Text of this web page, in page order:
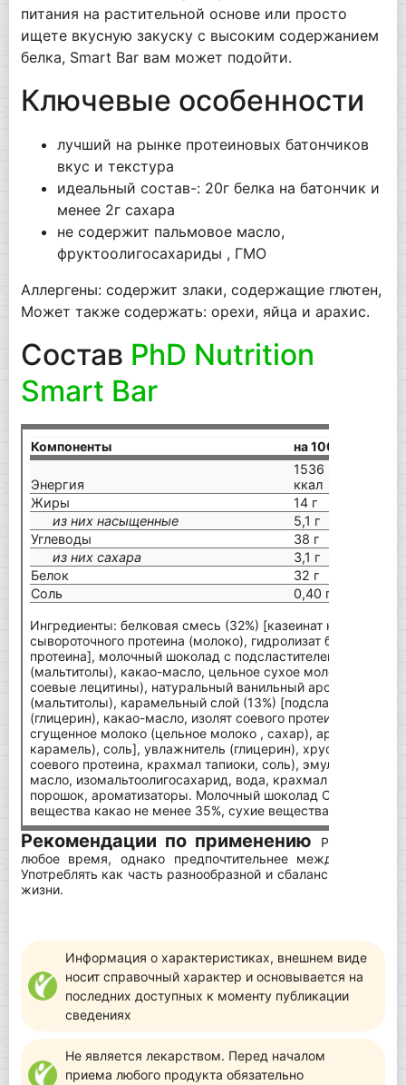
питания на растительной основе или просто
ищете вкусную закуску с высоким содержанием
белка, Smart Bar вам может подойти.
Ключевые особенности
лучший на рынке протеиновых батончиков
вкус и текстура
идеальный состав-: 20г белка на батончик и
менее 2г сахара
не содержит пальмовое масло,
фруктоолигосахариды , ГМО
Аллергены: содержит злаки, содержащие глютен,
Может также содержать: орехи, яйца и арахис.
Состав PhD Nutrition
Smart Bar
Компоненты на 100 г
Энергия
1536 кДж / 382
ккал
Жиры
14 г
из них насыщенные
5,1 г
Углеводы
38 г
из них сахара
3,1 г
Белок
32 г
Соль
0,40 г
Ингредиенты: белковая смесь (32%) [казеинат кальция
сывороточного протеина (молоко), гидролизат бычьего
протеина], молочный шоколад с подсластителем (16%)
(мальтитолы), какао-масло, цельное сухое молоко, какао-
соевые лецитины), натуральный ванильный ароматизатор],
(мальтитолы), карамельный слой (13%) [подсластитель
(глицерин), какао-масло, изолят соевого протеина,
сгущенное молоко (цельное молоко , сахар),
карамель), соль], увлажнитель (глицерин), хрустящие
соевого протеина, крахмал тапиоки, соль), эмульгатор
масло, изомальтоолигосахарид, вода, крахмал тапиоки,
порошок, ароматизаторы. Молочный шоколад Couverture
вещества какао не менее 35%, сухие вещества молока не
Рекомендации по применению
PhD Smart
любое время, однако предпочтительнее между
Употреблять как часть разнообразной и сбалансированной
жизни.
Информация о характеристиках, внешнем виде
носит справочный характер и основывается на
последних доступных к моменту публикации
сведениях
Не является лекарством. Перед началом
приема любого продукта обязательно